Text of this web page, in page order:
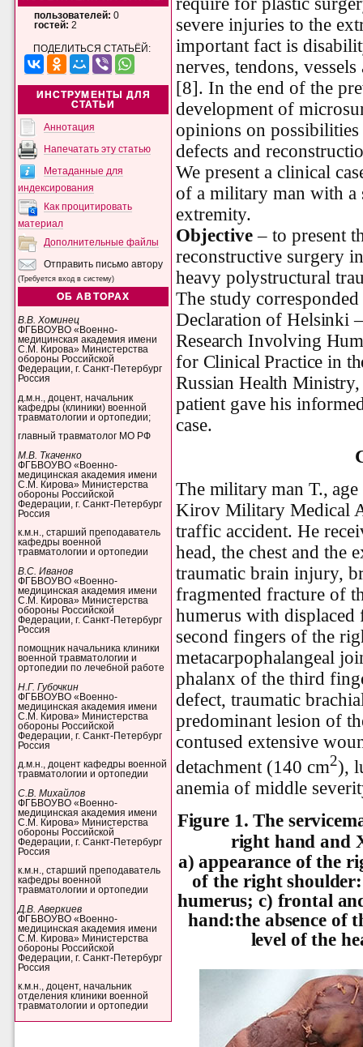
пользователей: 0
гостей: 2
ПОДЕЛИТЬСЯ СТАТЬЁЙ:
ИНСТРУМЕНТЫ ДЛЯ
СТАТЬИ
Аннотация
Напечатать эту статью
Метаданные для
индексирования
Как процитировать
материал
Дополнительные файлы
Отправить письмо автору
(Требуется вход в систему)
ОБ АВТОРАХ
В.В. Хоминец
ФГБВОУВО «Военно-
медицинская академия имени
С.М. Кирова» Министерства
обороны Российской
Федерации, г. Санкт-Петербург
Россия
д.м.н., доцент, начальник
кафедры (клиники) военной
травматологии и ортопедии;
главный травматолог МО РФ
М.В. Ткаченко
ФГБВОУВО «Военно-
медицинская академия имени
С.М. Кирова» Министерства
обороны Российской
Федерации, г. Санкт-Петербург
Россия
к.м.н., старший преподаватель
кафедры военной
травматологии и ортопедии
В.С. Иванов
ФГБВОУВО «Военно-
медицинская академия имени
С.М. Кирова» Министерства
обороны Российской
Федерации, г. Санкт-Петербург
Россия
помощник начальника клиники
военной травматологии и
ортопедии по лечебной работе
Н.Г. Губочкин
ФГБВОУВО «Военно-
медицинская академия имени
С.М. Кирова» Министерства
обороны Российской
Федерации, г. Санкт-Петербург
Россия
д.м.н., доцент кафедры военной
травматологии и ортопедии
С.В. Михайлов
ФГБВОУВО «Военно-
медицинская академия имени
С.М. Кирова» Министерства
обороны Российской
Федерации, г. Санкт-Петербург
Россия
к.м.н., старший преподаватель
кафедры военной
травматологии и ортопедии
Д.В. Аверкиев
ФГБВОУВО «Военно-
медицинская академия имени
С.М. Кирова» Министерства
обороны Российской
Федерации, г. Санкт-Петербург
Россия
к.м.н., доцент, начальник
отделения клиники военной
травматологии и ортопедии
severe injuries to the
important fact is
nerves, tendons,
[8]. In the end of the
development of
opinions on
defects and
We present a clinical
of a military man with a
extremity.
Objective– to present
reconstructive surgery
heavy polystructural
The study
Declaration of Helsinki
Research Involving
for Clinical Practice in
Russian Health
patient gave his
case.
The military man T.,
Kirov Military Medical
traffic accident. He
head, the chest and the
traumatic brain injury,
fragmented fracture of
humerus with displaced
second fingers of the
metacarpophalangeal
phalanx of the third
defect, traumatic
predominant lesion of
contused extensive
detachment (140 cm2),
anemia of middle
Figure 1. The
right hand and
a) appearance of the
of theright
humerus; c) frontal
hand:the absence of
level of the